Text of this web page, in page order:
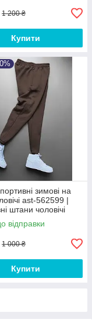
1 200 ₴
Купити
зимові на
ast-562599 |
штани чоловічі
якості
відправки
1 000 ₴
Купити